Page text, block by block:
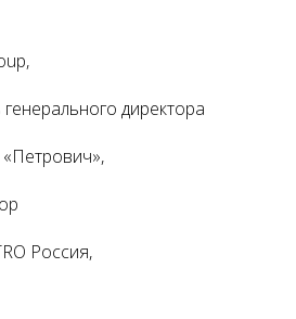
директора
Россия,